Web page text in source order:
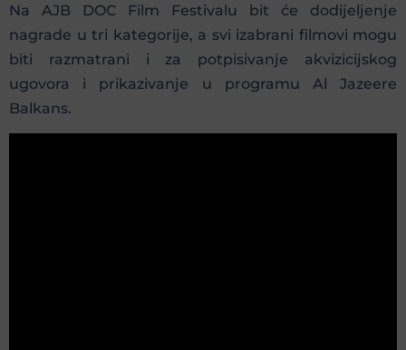
Na AJB DOC Film Festivalu bit će dodijeljenje
nagrade u tri kategorije, a svi izabrani filmovi mogu
biti razmatrani i za potpisivanje akvizicijskog
ugovora i prikazivanje u programu Al Jazeere
Balkans.